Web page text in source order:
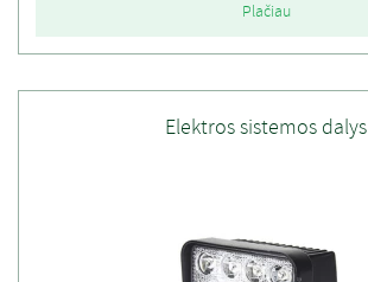
Plačiau
Elektros sistemos dalys